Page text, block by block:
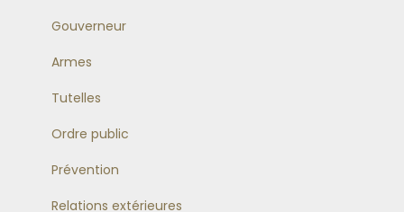
Gouverneur
Armes
Tutelles
Ordre public
Prévention
Relations extérieures